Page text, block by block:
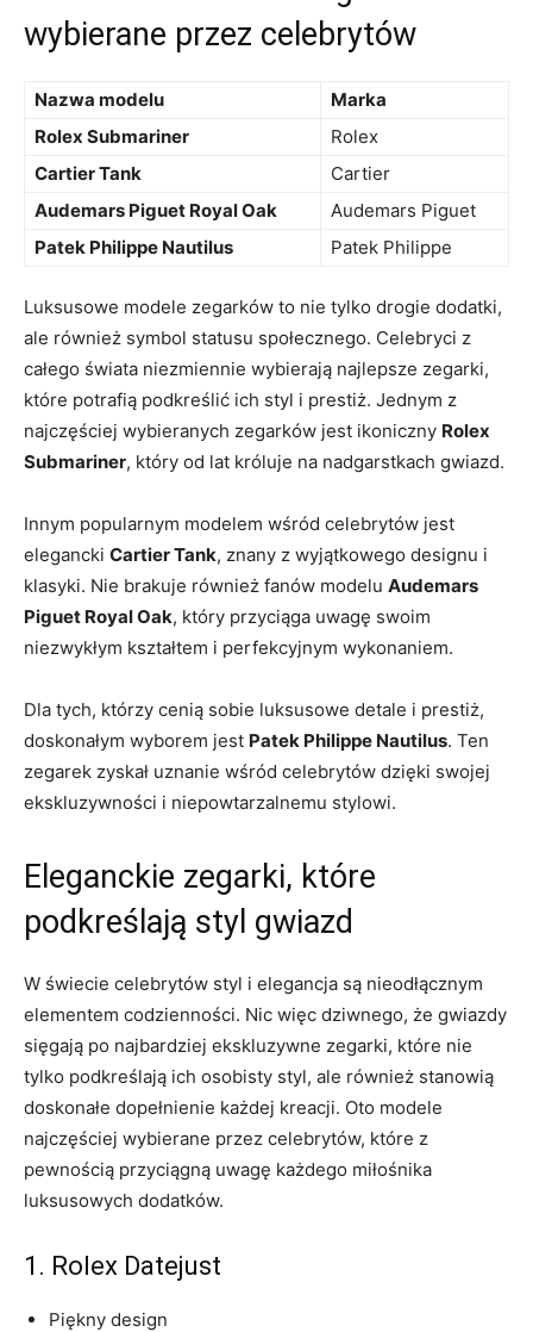
wybierane przez celebrytów
Nazwa ⁢modelu
Marka
Rolex Submariner
Rolex
Cartier Tank
Cartier
Audemars Piguet ⁤Royal Oak
Audemars ⁣Piguet
Patek Philippe Nautilus
Patek ​Philippe
Luksusowe modele zegarków‍ to nie tylko drogie dodatki,
ale również symbol ‍statusu⁣ społecznego. Celebryci z
całego świata niezmiennie wybierają najlepsze zegarki,⁢
które potrafią​ podkreślić ich styl i prestiż.⁢ Jednym z
najczęściej⁤ wybieranych⁢ zegarków jest ikoniczny Rolex
Submariner, który‍ od‌ lat króluje na nadgarstkach gwiazd.
Innym popularnym modelem wśród celebrytów jest
elegancki Cartier Tank,⁢ znany z⁤ wyjątkowego designu i
klasyki. Nie ⁢brakuje⁤ również fanów modelu Audemars
‌Piguet Royal Oak, który‍ przyciąga uwagę swoim
niezwykłym kształtem i perfekcyjnym ⁢wykonaniem.
Dla tych, którzy cenią sobie⁤ luksusowe‍ detale i prestiż,
doskonałym wyborem jest Patek Philippe Nautilus. ‍Ten
zegarek zyskał ‌uznanie wśród celebrytów⁤ dzięki swojej
ekskluzywności i⁤ niepowtarzalnemu stylowi.
Eleganckie zegarki, które
podkreślają‌ styl gwiazd
W świecie⁢ celebrytów styl ⁣i elegancja są nieodłącznym
elementem codzienności. Nic więc dziwnego, że gwiazdy
sięgają po najbardziej ekskluzywne zegarki, które nie
⁤tylko podkreślają ich osobisty styl, ale również stanowią
doskonałe dopełnienie każdej kreacji. Oto modele
najczęściej wybierane przez celebrytów, które ‍z
pewnością przyciągną uwagę każdego‌ miłośnika
‍luksusowych dodatków.
1. Rolex Datejust
Piękny design